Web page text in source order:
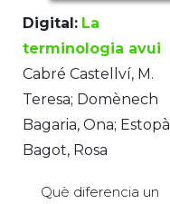
Digital: La
terminologia avui
Cabré Castellví, M.
Teresa; Domènech
Bagaria, Ona; Estopà
Bagot, Rosa
Què diferencia un